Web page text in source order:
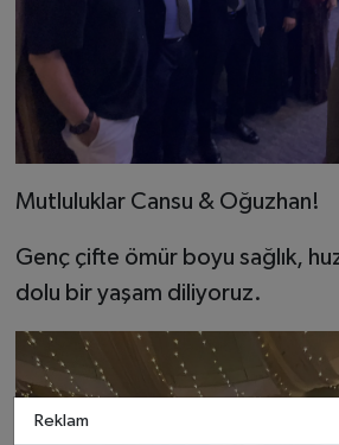
Mutluluklar Cansu & Oğuzhan!
Genç çifte ömür boyu sağlık,
dolu bir yaşam diliyoruz.
Reklam